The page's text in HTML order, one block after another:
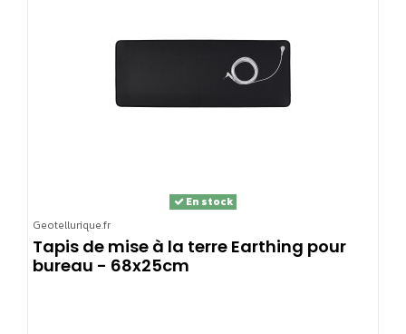
Geotellurique.fr
En stock
Tapis de mise à la terre Earthing pour
bureau - 68x25cm